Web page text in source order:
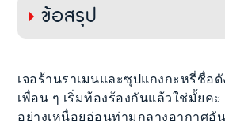
ข้อสรุป
เจอร้านราเมนและซุปแกงกะหรี่ชื่อ
เพื่อน ๆ เริ่มท้องร้องกันแล้วใช่มั้ยค
อย่างเหนื่อยอ่อนท่ามกลางอากาศอั